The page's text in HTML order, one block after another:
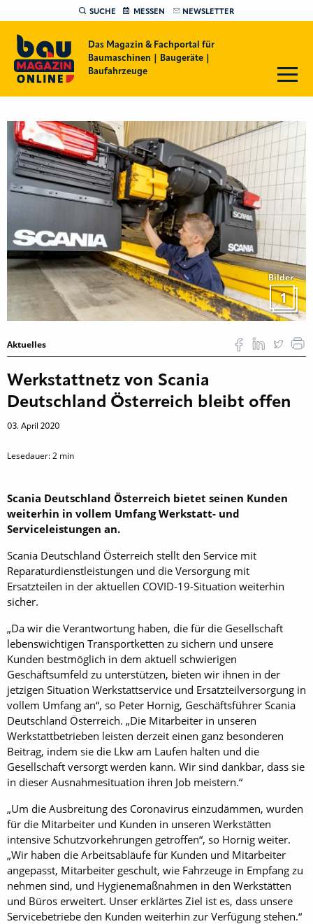
SUCHE MESSEN NEWSLETTER
Das Magazin & Fachportal für
Baumaschinen | Baugeräte |
Baufahrzeuge
Bilder
1
Aktuelles
Werkstattnetz von Scania
Deutschland Österreich bleibt offen
03. April 2020
Lesedauer:2 min
Scania Deutschland Österreich bietet seinen Kunden
weiterhin in vollem Umfang Werkstatt- und
Serviceleistungen an.
Scania Deutschland Österreich stellt den Service mit
Reparaturdienstleistungen und die Versorgung mit
Ersatzteilen in der aktuellen COVID-19-Situation weiterhin
sicher.
„Da wir die Verantwortung haben, die für die Gesellschaft
lebenswichtigen Transportketten zu sichern und unsere
Kunden bestmöglich in dem aktuell schwierigen
Geschäftsumfeld zu unterstützen, bieten wir ihnen in der
jetzigen Situation Werkstattservice und Ersatzteilversorgung in
vollem Umfang an“, so Peter Hornig, Geschäftsführer Scania
Deutschland Österreich. „Die Mitarbeiter in unseren
Werkstattbetrieben leisten derzeit einen ganz besonderen
Beitrag, indem sie die Lkw am Laufen halten und die
Gesellschaft versorgt werden kann. Wir sind dankbar, dass sie
in dieser Ausnahmesituation ihren Job meistern.“
„Um die Ausbreitung des Coronavirus einzudämmen, wurden
für die Mitarbeiter und Kunden in unseren Werkstätten
intensive Schutzvorkehrungen getroffen“, so Hornig weiter.
„Wir haben die Arbeitsabläufe für Kunden und Mitarbeiter
angepasst, Mitarbeiter geschult, wie Fahrzeuge in Empfang zu
nehmen sind, und Hygienemaßnahmen in den Werkstätten
und Büros erweitert. Unser erklärtes Ziel ist es, dass unsere
Servicebetriebe den Kunden weiterhin zur Verfügung stehen.“